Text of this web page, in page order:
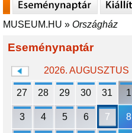
MUSEUM.HU » Országház
Eseménynaptár
2026. AUGUSZTUS
27 28 29 30 31 1
3 4 5 6 7 8